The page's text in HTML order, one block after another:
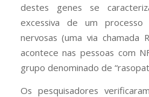
destes genes se
excessiva de um processo
nervosas (uma via chamada
acontece nas pessoas com
grupo denominado de
Os pesquisadores